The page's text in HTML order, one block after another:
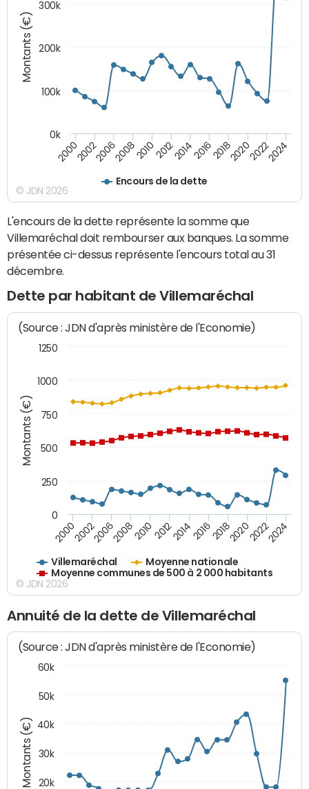
Montants (€)
Encours de la dette
200020022006200820102012201420162018202020222024
0k
100k
200k
300k
© JDN 2026
L'encours de la dette représente la somme que
Villemaréchal doit rembourser aux banques. La somme
présentée ci-dessus représente l'encours total au 31
décembre.
Dette par habitant de Villemaréchal
Montants (€)
(Source : JDN d'après ministère de l'Economie)
Villemaréchal
Moyenne nationale
Moyenne communes de 500 à 2 000 habitants
200020022006200820102012201420162018202020222024
0
250
500
750
1000
1250
© JDN 2026
Annuité de la dette de Villemaréchal
Montants (€)
(Source : JDN d'après ministère de l'Economie)
20k
30k
40k
50k
60k